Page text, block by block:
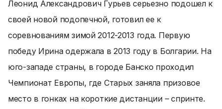
Леонид Александрович Гурьев серьезно подошел к
своей новой подопечной, готовил ее к
соревнованиям зимой 2012-2013 года. Первую
победу Ирина одержала в 2013 году в Болгарии. На
юго-западе страны, в городе Банско проходил
Чемпионат Европы, где Старых заняла призовое
место в гонках на короткие дистанции – спринте.